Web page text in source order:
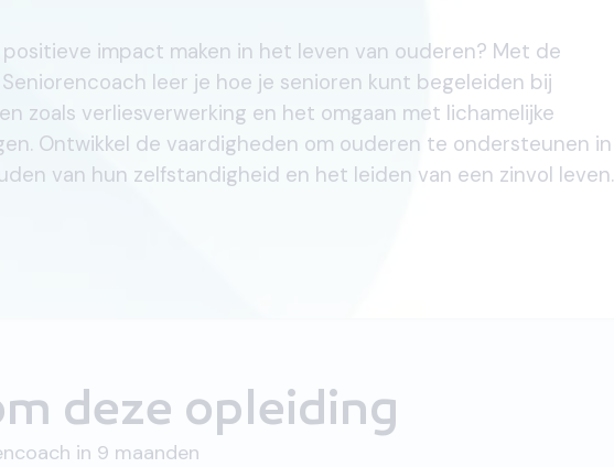
positieve impact maken in het leven van ouderen? Met de
leer je hoe je senioren kunt begeleiden bij
zoals verliesverwerking en het omgaan met lichamelijke
Ontwikkel de vaardigheden om ouderen te ondersteunen in
van hun zelfstandigheid en het leiden van een zinvol leven.
deze opleiding
in 9 maanden